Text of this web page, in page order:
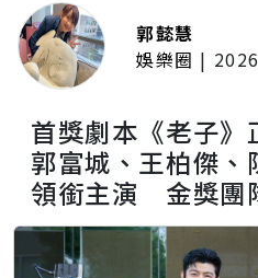
郭懿慧
娛樂圈 |
首獎劇本《老子》
郭富城、王柏傑、
領銜主演 金獎團